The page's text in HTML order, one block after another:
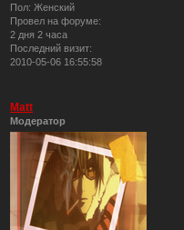
Пол: Женский
Провел на форуме:
2 дня 2 часа
Последний визит:
2010-05-06 16:55:58
Matt
Модератор